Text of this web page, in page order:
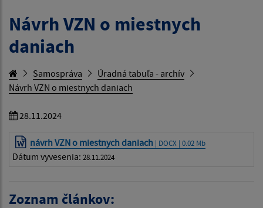
Návrh VZN o miestnych
daniach
Samospráva
Úradná tabuľa - archív
Návrh VZN o miestnych daniach
28.11.2024
návrh VZN o miestnych daniach | DOCX | 0.02 Mb
Dátum vyvesenia: 28.11.2024
Zoznam článkov: